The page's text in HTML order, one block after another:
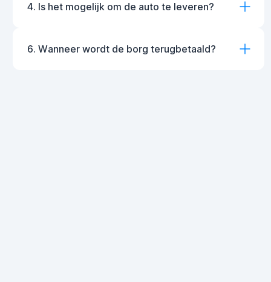
4. Is het mogelijk om de auto te leveren?
6. Wanneer wordt de borg terugbetaald?